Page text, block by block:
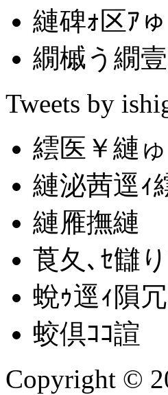
縺碑ｫ区ｱ
繝槭う繝壹
Tweets by
繧医￥縺
縺泌茜逕ｨ
縺雁撫縺
莨夂､ｾ讎
蛻ｩ逕ｨ隕
蛟倶ｺｺ諠
Copyright ©